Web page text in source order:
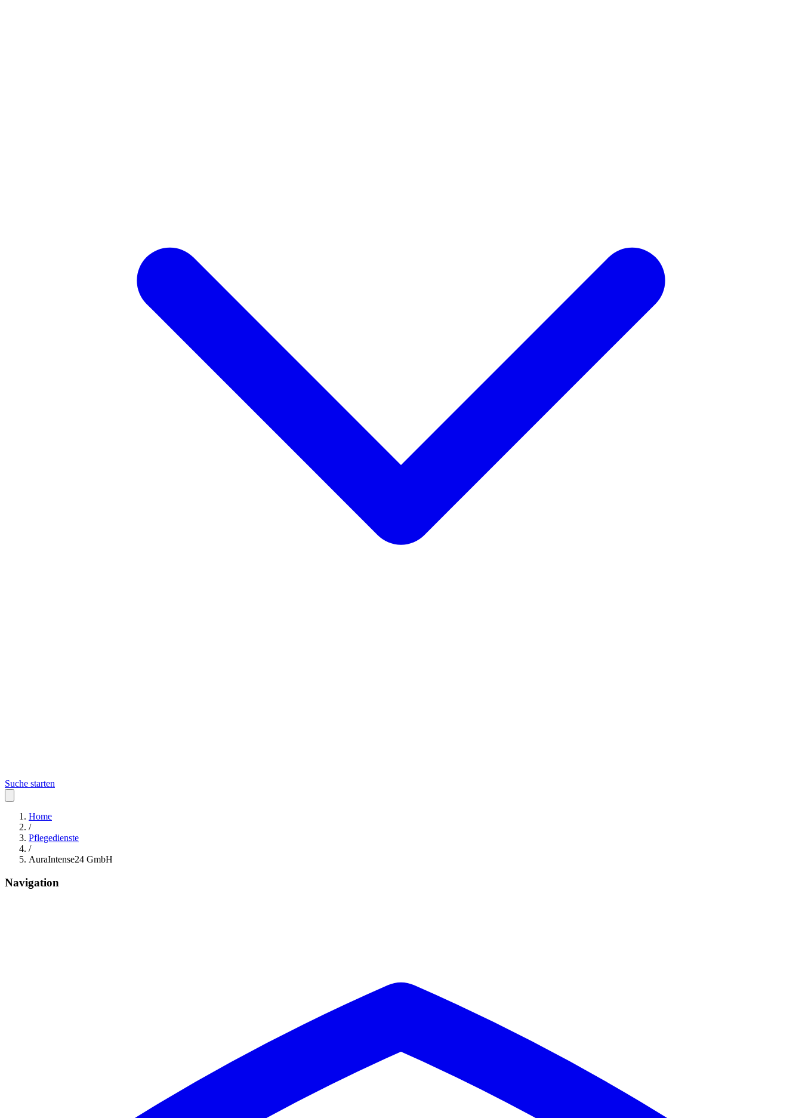
Suche starten
Home
/
Pflegedienste
/
AuraIntense24 GmbH
Navigation